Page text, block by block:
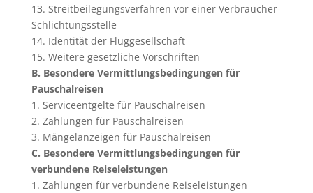
13. Streitbeilegungsverfahren vor einer Verbraucher-
Schlichtungsstelle
14. Identität der Fluggesellschaft
15. Weitere gesetzliche Vorschriften
B. Besondere Vermittlungsbedingungen für
Pauschalreisen
1. Serviceentgelte für Pauschalreisen
2. Zahlungen für Pauschalreisen
3. Mängelanzeigen für Pauschalreisen
C. Besondere Vermittlungsbedingungen für
verbundene Reiseleistungen
1. Zahlungen für verbundene Reiseleistungen